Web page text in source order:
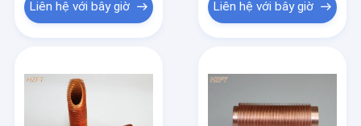
Liên hệ với bây giờ Liên hệ với bây giờ